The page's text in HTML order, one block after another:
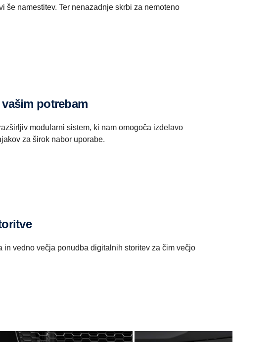
še namestitev. Ter nenazadnje skrbi za nemoteno
vašim potrebam
modularni sistem, ki nam omogoča izdelavo
za širok nabor uporabe.
in vedno večja ponudba digitalnih storitev za čim večjo